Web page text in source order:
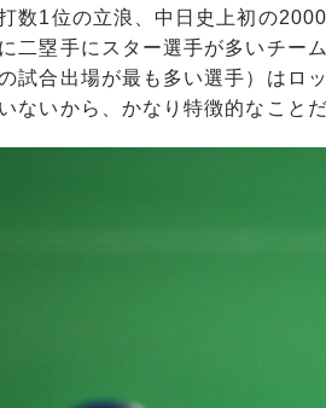
数1位の立浪、中日史上初の
二塁手にスター選手が多いチー
試合出場が最も多い選手）はロ
ないから、かなり特徴的なこと